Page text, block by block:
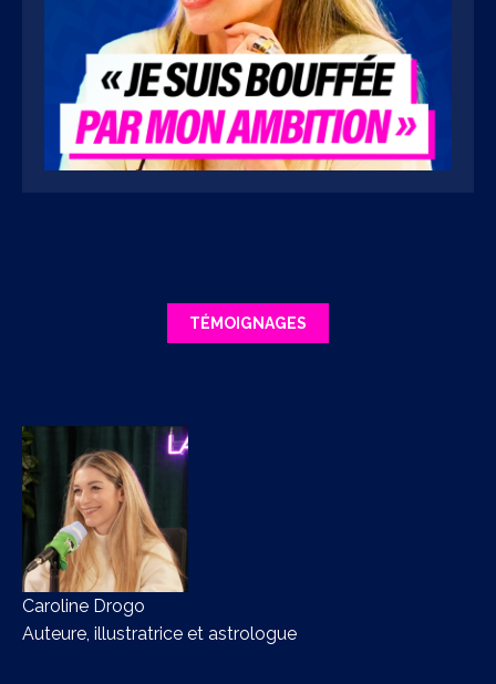
TÉMOIGNAGES
Caroline Drogo
Auteure, illustratrice et astrologue